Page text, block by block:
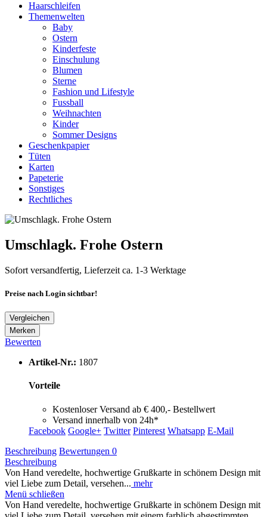
Haarschleifen
Themenwelten
Baby
Ostern
Kinderfeste
Einschulung
Blumen
Sterne
Fashion und Lifestyle
Fussball
Weihnachten
Kinder
Sommer Designs
Geschenkpapier
Tüten
Karten
Papeterie
Sonstiges
Rechtliches
Umschlagk. Frohe Ostern
Sofort versandfertig, Lieferzeit ca. 1-3 Werktage
Preise nach Login sichtbar!
Vergleichen
Merken
Bewerten
Artikel-Nr.: 1807
Vorteile
Kostenloser Versand ab € 400,- Bestellwert
Versand innerhalb von 24h*
Facebook Google+ Twitter Pinterest Whatsapp E-Mail
Beschreibung Bewertungen 0
Beschreibung
Von Hand veredelte, hochwertige Grußkarte in schönem Design mit
viel Liebe zum Detail, versehen... mehr
Menü schließen
Von Hand veredelte, hochwertige Grußkarte in schönem Design mit